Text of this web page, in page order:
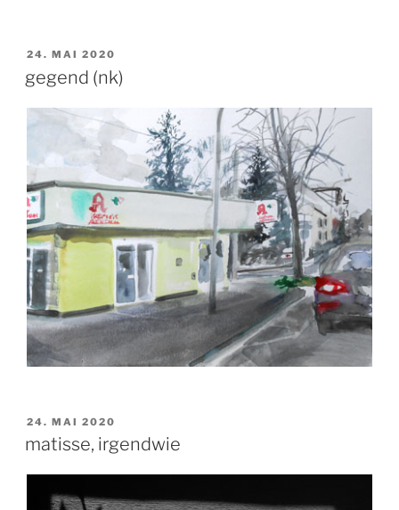
VERÖFFENTLICHT
24. MAI 2020
gegend (nk)
VERÖFFENTLICHT
24. MAI 2020
matisse, irgendwie